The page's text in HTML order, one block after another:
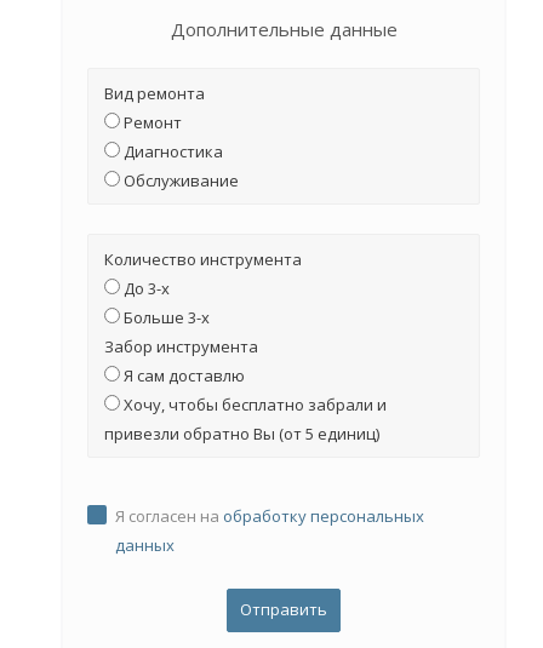
Дополнительные данные
Вид ремонта
Ремонт
Диагностика
Обслуживание
Количество инструмента
До 3-х
Больше 3-х
Забор инструмента
Я сам доставлю
Хочу, чтобы бесплатно забрали и
привезли обратно Вы (от 5 единиц)
Я согласен на обработку персональных
данных